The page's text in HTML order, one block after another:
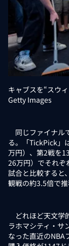
キャブスを“スウ
Getty Images
同じファイナル
る。「TickPick」
万円）、第2戦を
26万円）でそれぞ
試合と比較すると
観戦の約3.5倍で推
どれほど天文学
ラホマシティ・サ
なった直近の